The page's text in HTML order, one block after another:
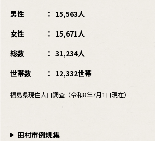
男性
15,563人
女性
15,671人
総数
31,234人
世帯数
12,332世帯
福島県現住人口調査（令和8年7月1日現在）
田村市例規集